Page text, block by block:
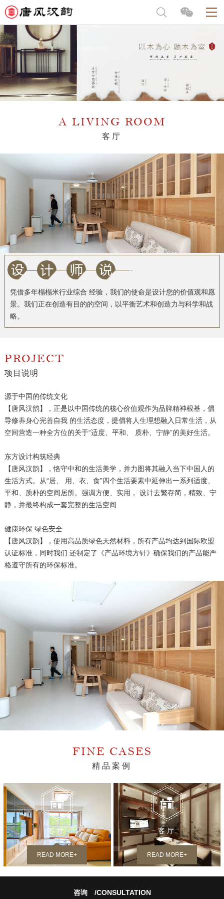
A LIVING ROOM
客厅
凭借多年榻榻米行业综合 经验，我们的使命是设计您的价值观和愿
景。我们正在创造有目的的空间，以平衡艺术和创造力与科学和战
略。
PROJECT
项目说明
源于中国的传统文化
【唐风汉韵】，正是以中国传统的核心价值观作为品牌精神根基，倡
导修养身心完善自我 的生活态度，提倡将人生理想融入日常生活，从
空间营造一种全方位的关于“适度、平和、 质朴、宁静”的美好生活。
东方设计构筑经典
【唐风汉韵】，恪守中和的生活美学，并力图将其融入当下中国人的
生活方式。从“居、 用、衣、食”四个生活要素中延伸出一系列适度、
平和、质朴的空间居所。强调方便、实用， 设计去繁存简，精致、宁
静，并最终构成一套完整的生活空间
健康环保 绿色安全
【唐风汉韵】，使用高品质绿色天然材料，所有产品均达到国际欧盟
认证标准，同时我们 还制定了《产品环境方针》确保我们的产品能严
格遵守所有的环保标准。
FINE CASES
精品案例
客厅
READ MORE+
客厅
READ MORE+
咨询/CONSULTATION